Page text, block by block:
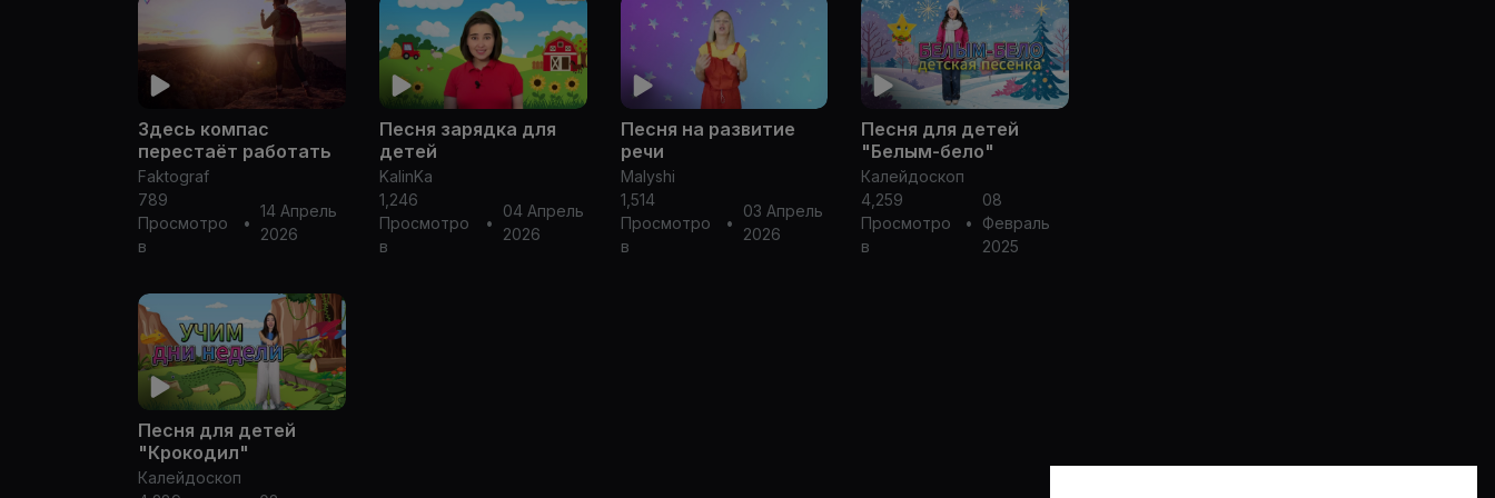
Здесь компас
перестаёт работать
Faktograf
789
Просмотро
в
•
14 Апрель
2026
Песня зарядка для
детей
KalinKa
1,246
Просмотро
в
•
04 Апрель
2026
Песня на развитие
речи
Malyshi
1,514
Просмотро
в
•
03 Апрель
2026
Песня для детей
"Белым-бело"
Калейдоскоп
4,259
Просмотро
в
•
08
Февраль
2025
Песня для детей
"Крокодил"
Калейдоскоп